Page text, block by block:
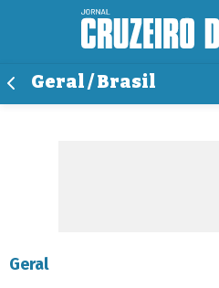
Geral / Brasil
Geral